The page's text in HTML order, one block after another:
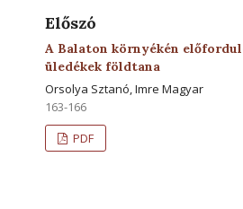
Előszó
A Balaton környékén
üledékek földtana
Orsolya Sztanó, Imre Magyar
163-166
PDF